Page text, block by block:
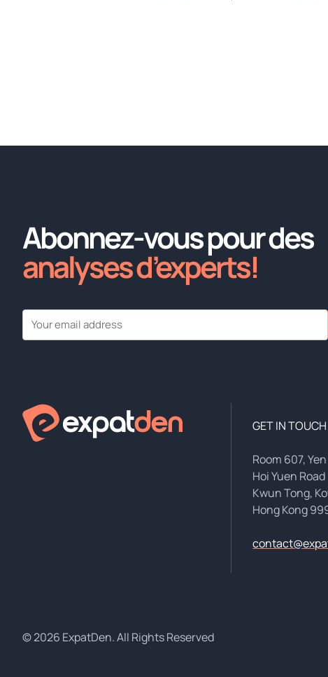
Abonnez-vous pour des
analyses d’experts!
GET IN TOUCH
Room 607,
Hoi Yuen Road
Kwun Tong,
Hong Kong
© 2026 ExpatDen. All Rights Reserved